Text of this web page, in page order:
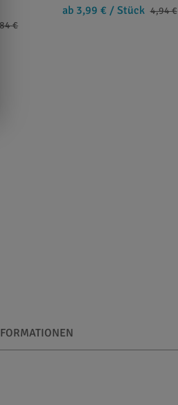
€
ab 3,99 € / Stück 4,94 €